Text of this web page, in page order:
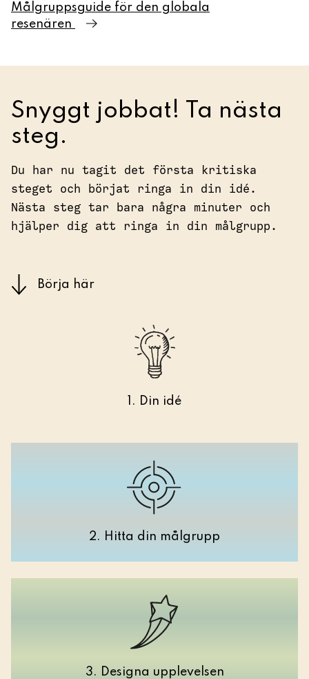
Målgruppsguide för den globala
resenären
Snyggt jobbat! Ta nästa
steg.
Du har nu tagit det första kritiska
steget och börjat ringa in din idé.
Nästa steg tar bara några minuter och
hjälper dig att ringa in din målgrupp.
Börja här
1. Din idé
2. Hitta din målgrupp
3. Designa upplevelsen